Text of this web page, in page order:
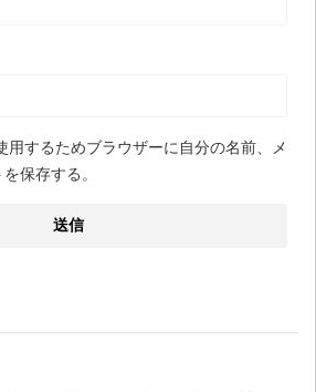
用するためブラウザーに自分の名前、メ
保存する。